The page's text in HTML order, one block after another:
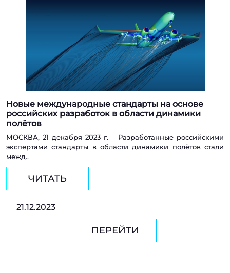
Новые международные стандарты на основе
российских разработок в области динамики
полётов
МОСКВА, 21 декабря 2023 г. – Разработанные российскими
экспертами стандарты в области динамики полётов стали
межд..
ЧИТАТЬ
21.12.2023
ПЕРЕЙТИ